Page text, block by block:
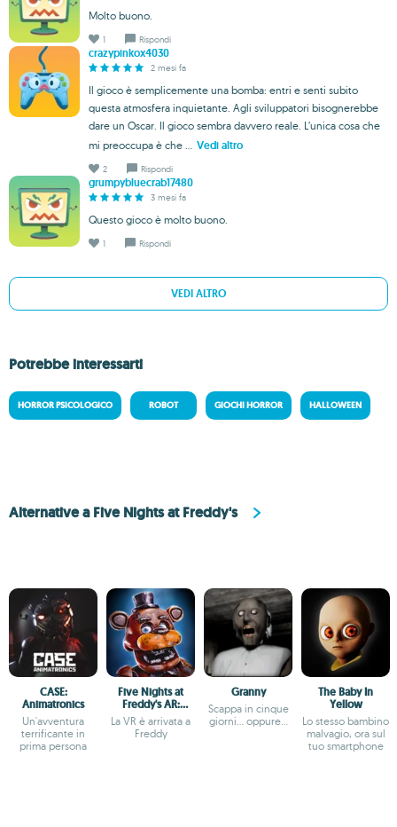
Molto buono.
1 Rispondi
crazypinkox4030
2 mesi fa
Il gioco è semplicemente una bomba: entri e senti subito
questa atmosfera inquietante. Agli sviluppatori bisognerebbe
dare un Oscar. Il gioco sembra davvero reale. L’unica cosa che
mi preoccupa è che ...
Vedi altro
2 Rispondi
grumpybluecrab17480
3 mesi fa
Questo gioco è molto buono.
1 Rispondi
VEDI ALTRO
Potrebbe interessarti
HORROR PSICOLOGICO ROBOT GIOCHI HORROR HALLOWEEN
Alternative a Five Nights at Freddy's
CASE:
Animatronics
Un'avventura
terrificante in
prima persona
Five Nights at
Freddy's AR:
Special Delivery
La VR è arrivata a
Freddy
Granny
Scappa in cinque
giorni... oppure...
The Baby In
Yellow
Lo stesso bambino
malvagio, ora sul
tuo smartphone